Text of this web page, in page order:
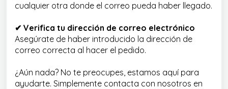
cualquier otra donde el correo pueda haber llegado.
✔ Verifica tu dirección de correo electrónico
Asegúrate de haber introducido la dirección de
correo correcta al hacer el pedido.
¿Aún nada? No te preocupes, estamos aquí para
ayudarte. Simplemente contacta con nosotros en